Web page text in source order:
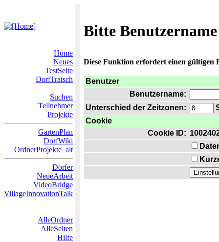
Bitte
Home
Neues
TestSeite
DorfTratsch
Suchen
Teilnehmer
Projekte
GartenPlan
DorfWiki
OrdnerProjekte_alt
Dörfer
NeueArbeit
VideoBridge
VillageInnovationTalk
AlleOrdner
AlleSeiten
Hilfe
Diese Funktion erfordert einen gültigen
Benutzer
Benutzername:
Unterschied der Zeitzonen:
Cookie
Cookie ID: